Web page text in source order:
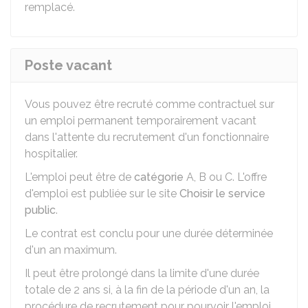
remplacé.
Poste vacant
Vous pouvez être recruté comme contractuel sur
un emploi permanent temporairement vacant
dans l'attente du recrutement d'un fonctionnaire
hospitalier.
L'emploi peut être de catégorie A, B ou C. L'offre
d'emploi est publiée sur le site Choisir le service
public.
Le contrat est conclu pour une durée déterminée
d'un an maximum.
Il peut être prolongé dans la limite d'une durée
totale de 2 ans si, à la fin de la période d'un an, la